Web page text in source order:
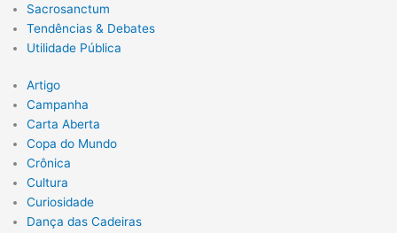
Sacrosanctum
Tendências & Debates
Utilidade Pública
Artigo
Campanha
Carta Aberta
Copa do Mundo
Crônica
Cultura
Curiosidade
Dança das Cadeiras